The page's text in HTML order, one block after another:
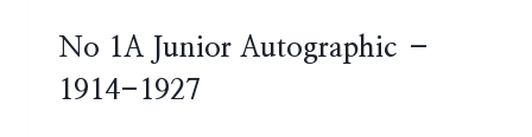
No 1A Junior Autographic –
1914-1927